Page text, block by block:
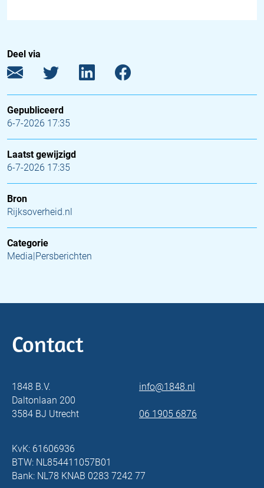
Deel via
Gepubliceerd
6-7-2026 17:35
Laatst gewijzigd
6-7-2026 17:35
Bron
Rijksoverheid.nl
Categorie
Media|Persberichten
Contact
1848 B.V.
Daltonlaan 200
3584 BJ Utrecht
info@1848.nl
06 1905 6876
KvK: 61606936
BTW: NL854411057B01
Bank: NL78 KNAB 0283 7242 77